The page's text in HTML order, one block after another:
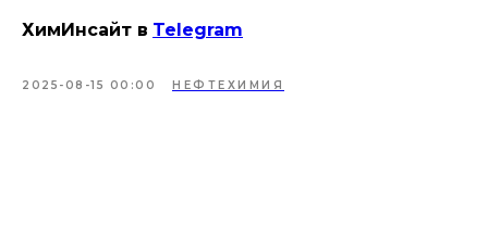
ХимИнсайт в Telegram
2025-08-15 00:00 НЕФТЕХИМИЯ